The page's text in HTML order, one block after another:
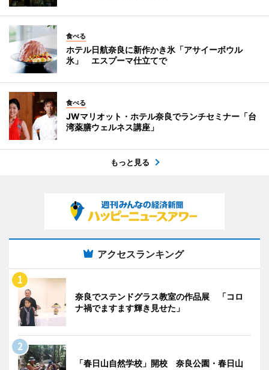
食べる
ホテル日航奈良に新作かき氷「アサイーボウル
氷」 エスプーマ仕立てで
食べる
JWマリオット・ホテル奈良でランチセミナー「台
湾薬膳ウェルネス講座」
もっと見る
アクセスランキング
奈良でステンドグラス教室の作品展 「コロ
ナ禍でますます輝き見せた」
「春日山自然学校」開校 奈良公園・春日山